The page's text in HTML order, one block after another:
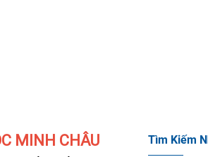
MINH CHÂU Tìm Kiếm